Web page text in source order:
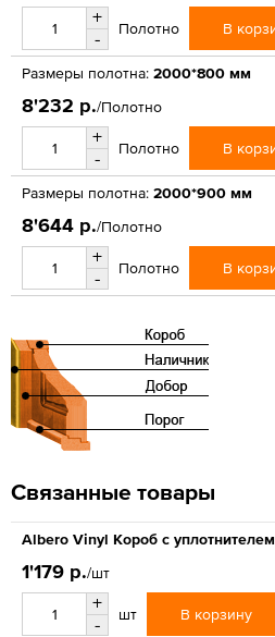
+
-
Полотно В
Размеры полотна: 2000*800 мм
8'232 р./Полотно
+
-
Полотно В
Размеры полотна: 2000*900 мм
8'644 р./Полотно
+
-
Полотно В
Связанные товары
Albero Vinyl Короб с
1'179 р./шт
+
-
шт В корзину